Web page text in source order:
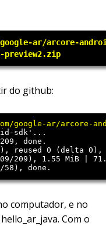
ar/arcore-
do github:
sdk'...
done.
reused 0 (delta 0),
209), 1.55 MiB |
computador, e no
Com o